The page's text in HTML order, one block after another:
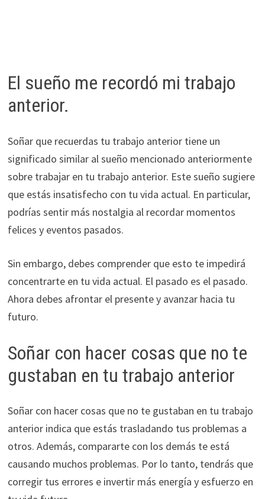
El sueño me recordó mi trabajo
anterior.
Soñar que recuerdas tu trabajo anterior tiene un
significado similar al sueño mencionado anteriormente
sobre trabajar en tu trabajo anterior. Este sueño sugiere
que estás insatisfecho con tu vida actual. En particular,
podrías sentir más nostalgia al recordar momentos
felices y eventos pasados.
Sin embargo, debes comprender que esto te impedirá
concentrarte en tu vida actual. El pasado es el pasado.
Ahora debes afrontar el presente y avanzar hacia tu
futuro.
Soñar con hacer cosas que no te
gustaban en tu trabajo anterior
Soñar con hacer cosas que no te gustaban en tu trabajo
anterior indica que estás trasladando tus problemas a
otros. Además, compararte con los demás te está
causando muchos problemas. Por lo tanto, tendrás que
corregir tus errores e invertir más energía y esfuerzo en